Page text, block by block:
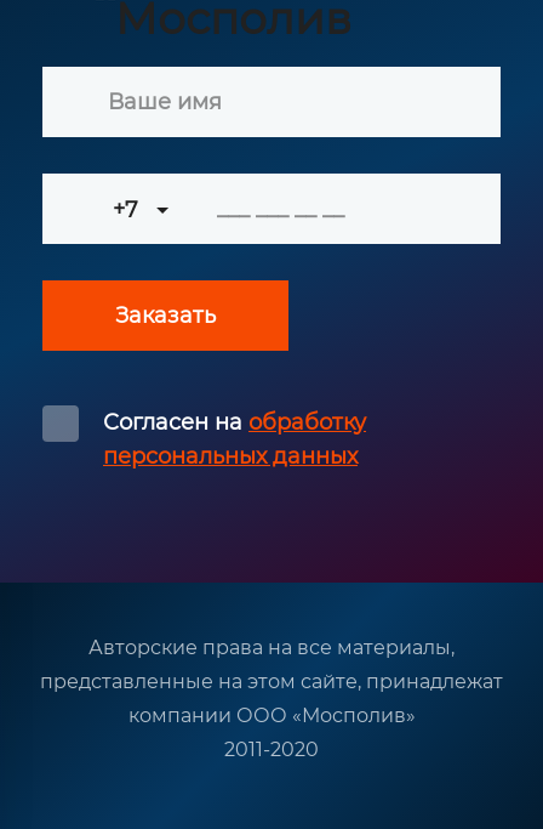
+7
Заказать
Согласен на обработку
персональных данных
Авторские права на все материалы,
представленные на этом сайте, принадлежат
компании ООО «Мосполив»
2011-2020